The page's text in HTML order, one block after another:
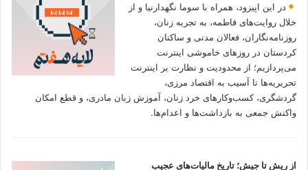
در این اپیزود، همراه با سوما نگهدارنیا و از
خلال روایت‌های فاطمه، به تجربه زنان،
روزنامه‌نگاران، فعالان مدنی و ساکنان
کردستان در روزهای خاموشی اینترنت
می‌پردازیم؛ از محدودیت و نظارت بر اینترنت
تحریریه‌ها تا آسیب به اقتصاد مرزی،
گردشگری، کسب‌وکارهای خرد زنان، آموزش زبان مادری، و قطع امکان
واکنش جمعی به بازداشت‌ها و اعدام‌ها.
از ریش تا جیش؛ تاریخ مالیات‌های عجیب